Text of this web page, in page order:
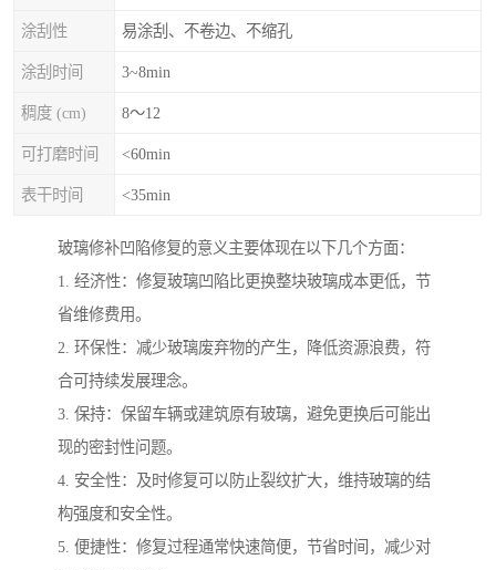
涂刮性 易涂刮、不卷边、不缩孔
涂刮时间 3~8min
稠度 (cm) 8～12
可打磨时间 <60min
表干时间 <35min
玻璃修补凹陷修复的意义主要体现在以下几个方面：
1. 经济性：修复玻璃凹陷比更换整块玻璃成本更低，节
省维修费用。
2. 环保性：减少玻璃废弃物的产生，降低资源浪费，符
合可持续发展理念。
3. 保持：保留车辆或建筑原有玻璃，避免更换后可能出
现的密封性问题。
4. 安全性：及时修复可以防止裂纹扩大，维持玻璃的结
构强度和安全性。
5. 便捷性：修复过程通常快速简便，节省时间，减少对